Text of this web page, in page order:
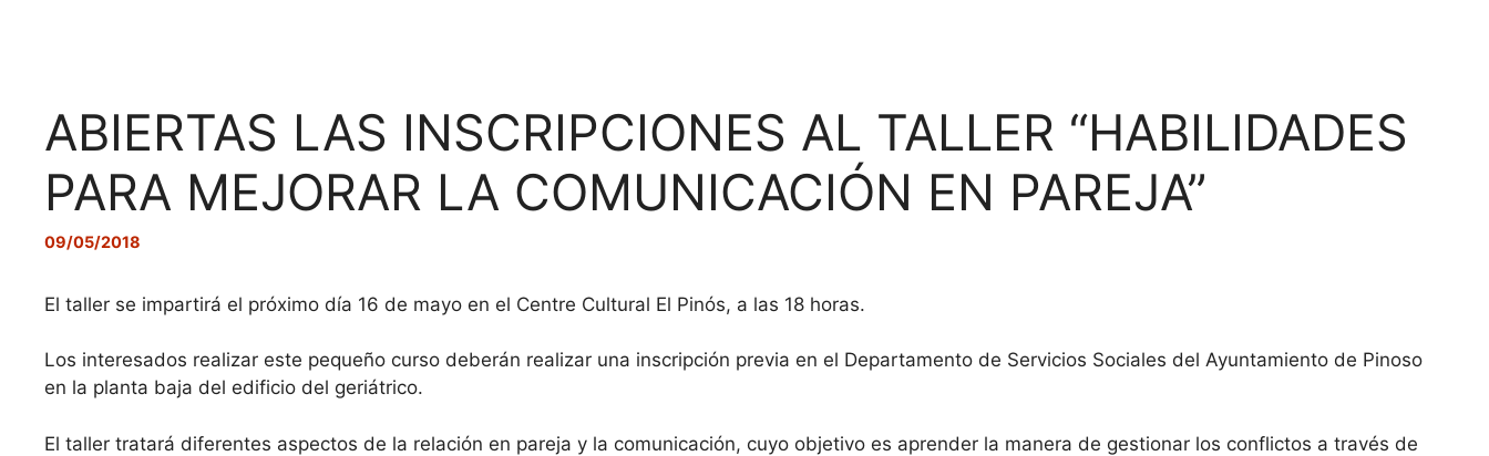
ABIERTAS LAS INSCRIPCIONES AL TALLER “HABILIDADES
PARA MEJORAR LA COMUNICACIÓN EN PAREJA”
09/05/2018
El taller se impartirá el próximo día 16 de mayo en el Centre Cultural El Pinós, a las 18 horas.
Los interesados realizar este pequeño curso deberán realizar una inscripción previa en el Departamento de Servicios Sociales del Ayuntamiento de Pinoso
en la planta baja del edificio del geriátrico.
El taller tratará diferentes aspectos de la relación en pareja y la comunicación, cuyo objetivo es aprender la manera de gestionar los conflictos a través de